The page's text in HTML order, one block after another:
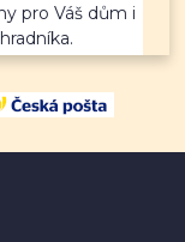
pro Váš dům i